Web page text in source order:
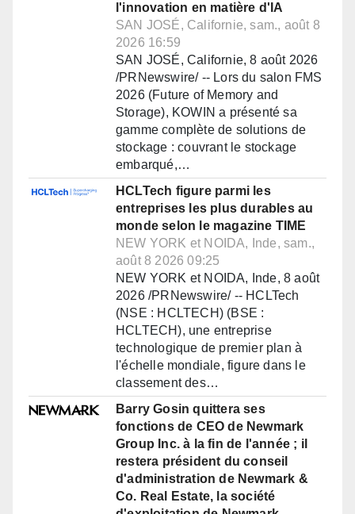
l'innovation en matière d'IA
SAN JOSÉ, Californie, sam., août 8
2026 16:59
SAN JOSÉ, Californie, 8 août 2026
/PRNewswire/ -- Lors du salon FMS
2026 (Future of Memory and
Storage), KOWIN a présenté sa
gamme complète de solutions de
stockage : couvrant le stockage
embarqué,…
HCLTech figure parmi les
entreprises les plus durables au
monde selon le magazine TIME
NEW YORK et NOIDA, Inde, sam.,
août 8 2026 09:25
NEW YORK et NOIDA, Inde, 8 août
2026 /PRNewswire/ -- HCLTech
(NSE : HCLTECH) (BSE :
HCLTECH), une entreprise
technologique de premier plan à
l'échelle mondiale, figure dans le
classement des…
Barry Gosin quittera ses
fonctions de CEO de Newmark
Group Inc. à la fin de l'année ; il
restera président du conseil
d'administration de Newmark &
Co. Real Estate, la société